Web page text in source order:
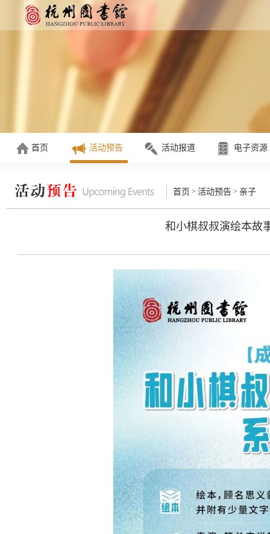
首页 活动预告 活动报道 电子资源
首页 > 活动预告 > 亲子
和小棋叔叔演绘本故